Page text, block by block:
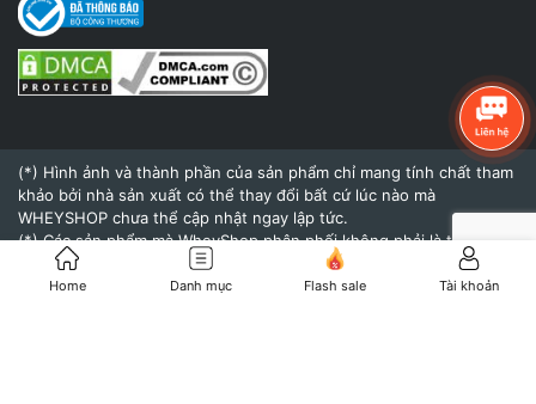
(*) Hình ảnh và thành phần của sản phẩm chỉ mang tính chất tham
khảo bởi nhà sản xuất có thể thay đổi bất cứ lúc nào mà
WHEYSHOP chưa thể cập nhật ngay lập tức.
(*) Các sản phẩm mà WheyShop phân phối không phải là thuốc và
không có tác dụng thay thế thuốc chữa bệnh.
(*) Hiệu quả của sản phẩm khi sử dụng còn tùy thuộc vào cơ địa,
Home Danh mục Flash sale Tài khoản